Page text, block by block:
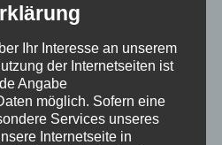
Was tun, wenn´s drückt?
– Lastfall „Wasser“
23. November 2015
In "was gibt es Neues?"
Ihr Interesse an unserem
der Internetseiten ist
Angabe
möglich. Sofern eine
Services unseres
Internetseite in